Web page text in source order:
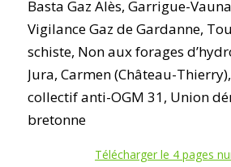
Basta Gaz Alès, Garrigue-
Vigilance Gaz de Gardanne,
schiste, Non aux forages
Jura, Carmen (Château-Thierry),
collectif anti-OGM 31, Union
bretonne
Télécharger le 4 pages